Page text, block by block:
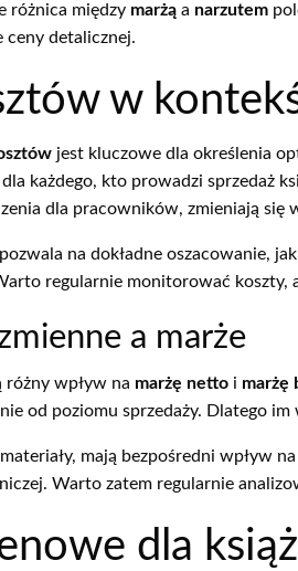
różnica między marżą a narzutem
ceny detalicznej.
w
jest kluczowe dla określenia
każdego, kto prowadzi sprzedaż
dla pracowników, zmieniają się
na dokładne oszacowanie,
regularnie monitorować
a marże
różny wpływ na marżę netto i marżę
od poziomu sprzedaży. Dlatego
mają bezpośredni wpływ
Warto zatem regularnie
dla